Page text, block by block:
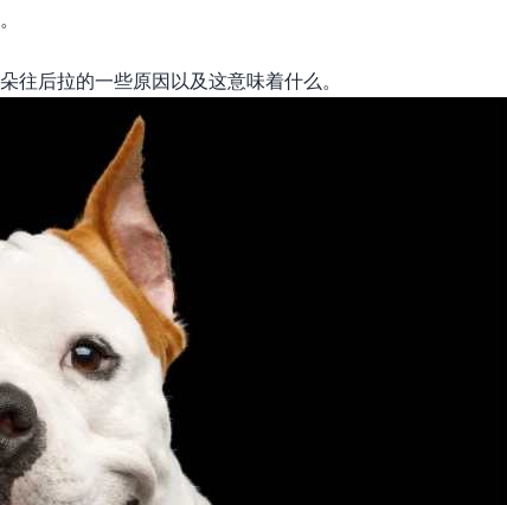
后拉的一些原因以及这意味着什么。